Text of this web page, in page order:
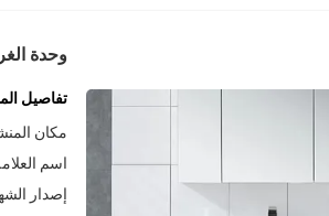
وحدة
تفاصيل
مكان
اسم
إصدار